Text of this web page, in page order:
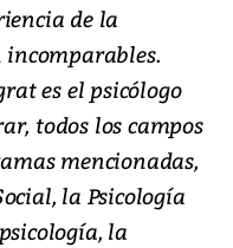
de la
incomparables.
es el psicólogo
todos los campos
mencionadas,
la Psicología
la